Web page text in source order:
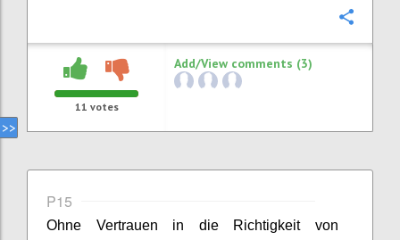
11 votes
Add/View comments (3)
P15
Ohne Vertrauen in die Richtigkeit von